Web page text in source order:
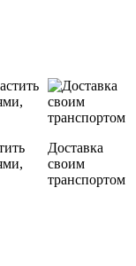
Доставка
своим
транспортом